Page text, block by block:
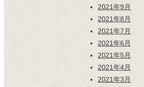
2021年9月
2021年8月
2021年7月
2021年6月
2021年5月
2021年4月
2021年3月